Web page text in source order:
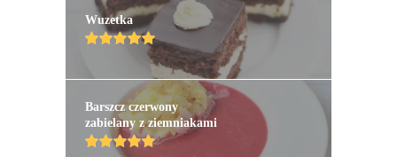
Wuzetka
Barszcz czerwony
zabielany z ziemniakami